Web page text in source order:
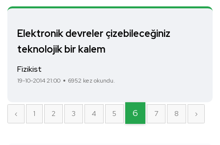
Elektronik devreler çizebileceğiniz
teknolojik bir kalem
Fizikist
19-10-2014 21:00 6952 kez okundu.
‹ 1 2 3 4 5 6 7 8 ›